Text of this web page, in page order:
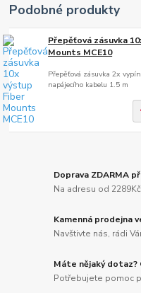
Podobné produkty
Přepěťová zásuvka
Mounts MCE10
Přepěťová zásuvka 2x
napájecího kabelu 1.5 m
Doprava ZDARMA
Na adresu od
Kamenná prodejna
Navštivte nás, rádi
Máte nějaký dotaz?
Potřebujete pomoc